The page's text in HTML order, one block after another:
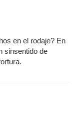
en el rodaje? En
sinsentido de